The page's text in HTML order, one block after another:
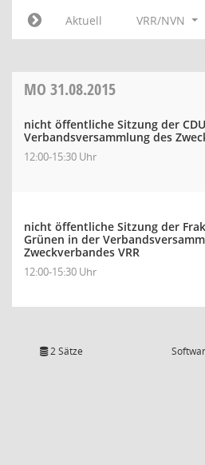
Aktuell
VRR/NVN
MO 31.08.2015
nicht öffentliche Sitzung der
Verbandsversammlung des
12:00-15:30 Uhr
nicht öffentliche Sitzung der
Grünen in der
Zweckverbandes VRR
12:00-15:30 Uhr
2 Sätze